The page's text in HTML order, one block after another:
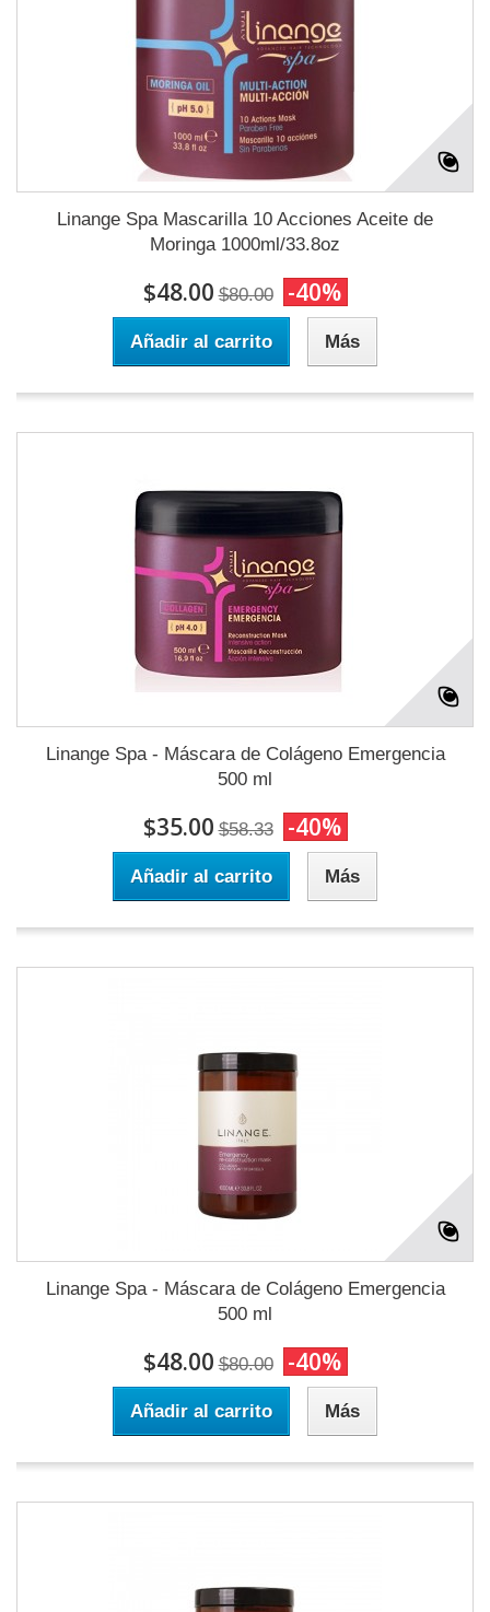
Linange Spa Mascarilla 10 Acciones Aceite de
Moringa 1000ml/33.8oz
$48.00 $80.00 -40%
Añadir al carrito Más
Linange Spa - Máscara de Colágeno Emergencia
500 ml
$35.00 $58.33 -40%
Añadir al carrito Más
Linange Spa - Máscara de Colágeno Emergencia
500 ml
$48.00 $80.00 -40%
Añadir al carrito Más